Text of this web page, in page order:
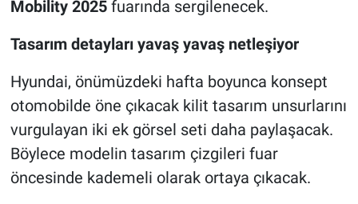
Mobility 2025fuarında sergilenecek.
Tasarım detayları yavaş yavaş netleşiyor
Hyundai, önümüzdeki hafta boyunca konsept
otomobilde öne çıkacak kilit tasarım unsurlarını
vurgulayan iki ek görsel seti daha paylaşacak.
Böylece modelin tasarım çizgileri fuar
öncesinde kademeli olarak ortaya çıkacak.